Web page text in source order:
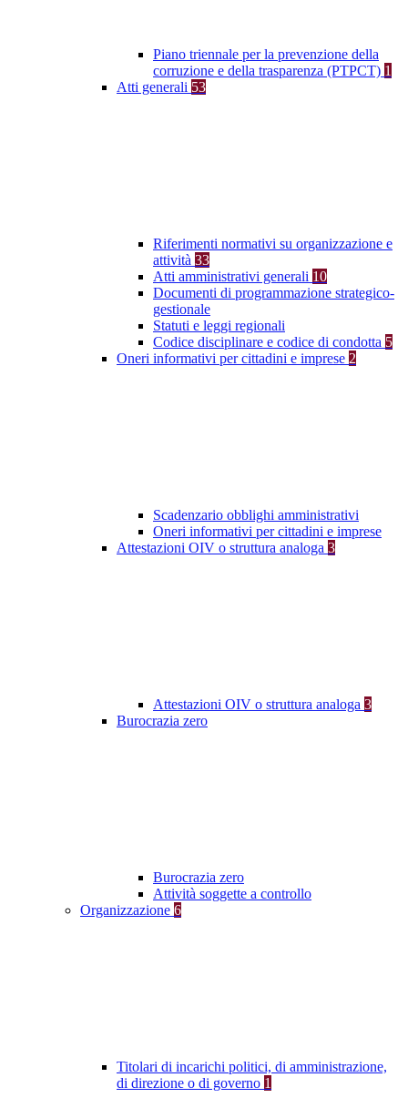
Piano triennale per la prevenzione della
corruzione e della trasparenza (PTPCT) 1
Atti generali 53
Riferimenti normativi su organizzazione e
attività 33
Atti amministrativi generali 10
Documenti di programmazione strategico-
gestionale
Statuti e leggi regionali
Codice disciplinare e codice di condotta 5
Oneri informativi per cittadini e imprese 2
Scadenzario obblighi amministrativi
Oneri informativi per cittadini e imprese
Attestazioni OIV o struttura analoga 3
Attestazioni OIV o struttura analoga 3
Burocrazia zero
Burocrazia zero
Attività soggette a controllo
Organizzazione 6
Titolari di incarichi politici, di amministrazione,
di direzione o di governo 1